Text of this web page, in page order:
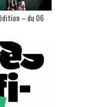
– du 06